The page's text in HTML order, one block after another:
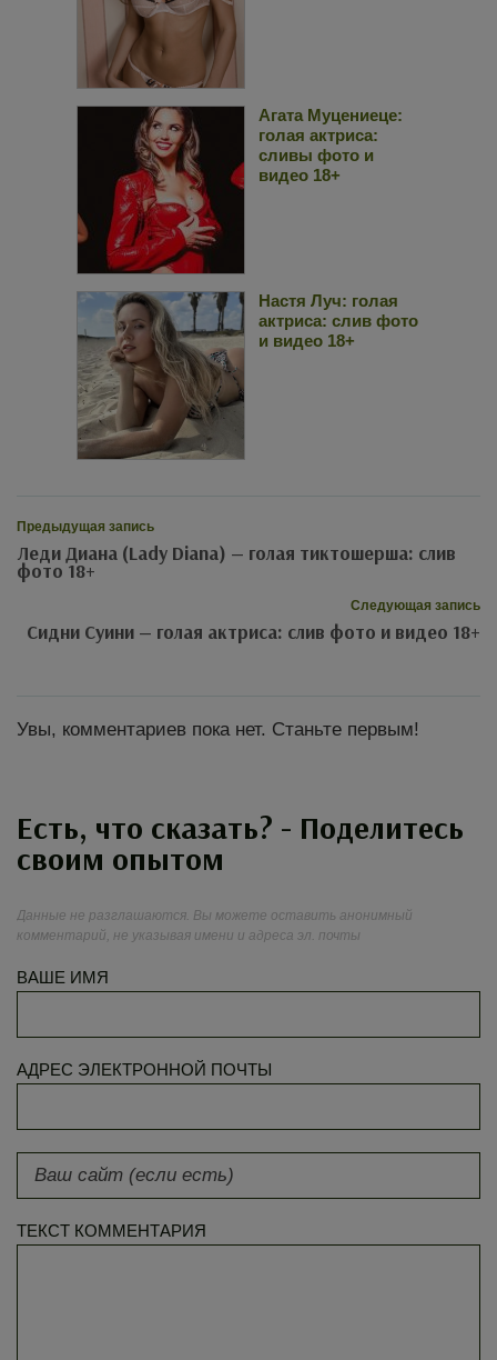
Агата Муцениеце:
голая актриса:
сливы фото и
видео 18+
Настя Луч: голая
актриса: слив фото
и видео 18+
Предыдущая запись
Леди Диана (Lady Diana) — голая тиктошерша: слив
фото 18+
Следующая запись
Сидни Суини — голая актриса: слив фото и видео 18+
Увы, комментариев пока нет. Станьте первым!
Есть, что сказать? - Поделитесь
своим опытом
Данные не разглашаются. Вы можете оставить анонимный
комментарий, не указывая имени и адреса эл. почты
ВАШЕ ИМЯ
АДРЕС ЭЛЕКТРОННОЙ ПОЧТЫ
ТЕКСТ КОММЕНТАРИЯ